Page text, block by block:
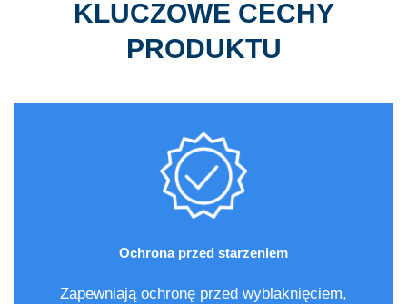
KLUCZOWE CECHY
PRODUKTU
Ochrona przed starzeniem
Zapewniają ochronę przed wyblaknięciem,